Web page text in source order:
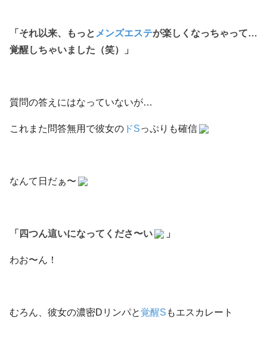
「それ以来、もっと メンズエステが楽しくなっちゃって…
覚醒しちゃいました（笑）」
質問の答えにはなっていないが…
これまた問答無用で彼女の ドSっぷりも確信
なんて日だぁ〜
「四つん這いになってくださ〜い 」
わお〜ん！
むろん、彼女の濃密Dリンパと覚醒S もエスカレート